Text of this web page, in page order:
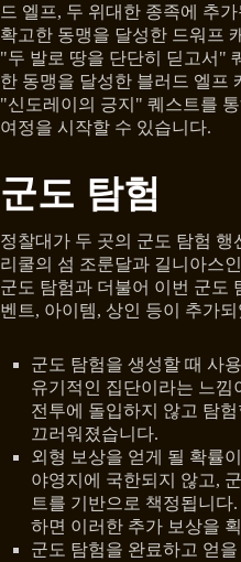
드 엘프, 두 위대한 종족에 추
확고한 동맹을 달성한 드워프
"두 발로 땅을 단단히 딛고서"
한 동맹을 달성한 블러드 엘프
"신도레이의 긍지" 퀘스트를
여정을 시작할 수 있습니다.
군도 탐험
정찰대가 두 곳의 군도 탐험 행
리쿨의 섬 조룬달과 길니아스
군도 탐험과 더불어 이번 군도
벤트, 아이템, 상인 등이 추가
군도 탐험을 생성할 때 사
유기적인 집단이라는 느낌
전투에 돌입하지 않고 탐
끄러워졌습니다.
외형 보상을 얻게 될 확률
야영지에 국한되지 않고,
트를 기반으로 책정됩니
하면 이러한 추가 보상을
군도 탐험을 완료하고 얻